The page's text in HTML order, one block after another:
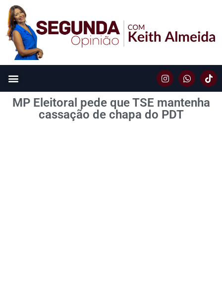
MP Eleitoral pede que TSE mantenha
cassação de chapa do PDT